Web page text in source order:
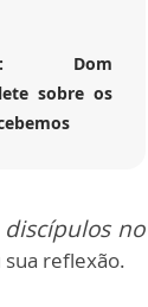
Dom
sobre os
no
reflexão.